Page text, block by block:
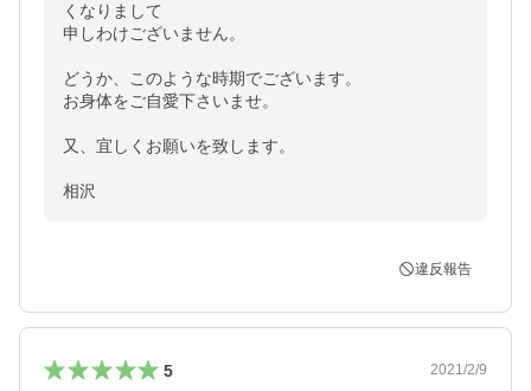
くなりまして
申しわけございません。
どうか、このような時期でございます。
お身体をご自愛下さいませ。
又、宜しくお願いを致します。
相沢
違反報告
5
2021/2/9